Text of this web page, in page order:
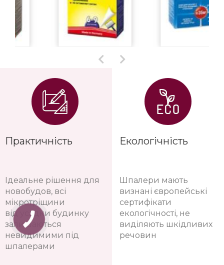
Практичність
Ідеальне рішення для
новобудов, всі
мікротріщини
від усадки будинку
залишаються
невидимими під
шпалерами
Екологічність
Шпалери мають
визнані європейські
сертифікати
екологічності, не
виділяють шкідливих
речовин